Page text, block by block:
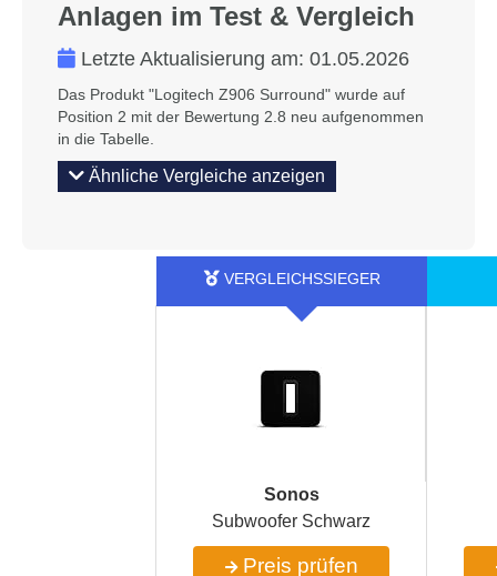
Anlagen im Test & Vergleich
Letzte Aktualisierung am: 01.05.2026
Das Produkt "Logitech Z906 Surround" wurde auf
Position 2 mit der Bewertung 2.8 neu aufgenommen
in die Tabelle.
Ähnliche Vergleiche anzeigen
Sonos
Subwoofer Schwarz
Preis prüfen